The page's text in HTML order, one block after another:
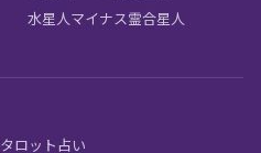
水星人マイナス霊合星人
タロット占い